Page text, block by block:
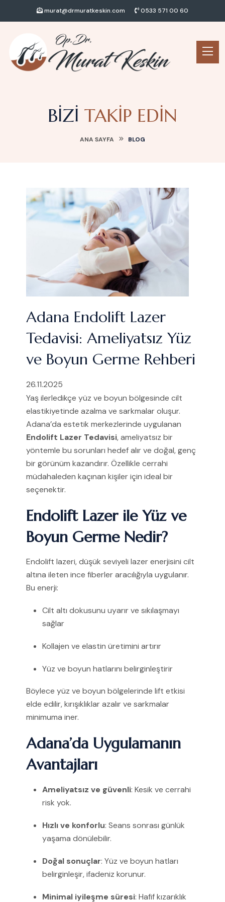
murat@drmuratkeskin.com 0533 571 00 60
BIZI TAKIP EDIN
ANA SAYFA BLOG
Adana Endolift Lazer
Tedavisi: Ameliyatsız Yüz
ve Boyun Germe Rehberi
26.11.2025
Yaş ilerledikçe yüz ve boyun bölgesinde cilt
elastikiyetinde azalma ve sarkmalar oluşur.
Adana’da estetik merkezlerinde uygulanan
Endolift Lazer Tedavisi, ameliyatsız bir
yöntemle bu sorunları hedef alır ve doğal, genç
bir görünüm kazandırır. Özellikle cerrahi
müdahaleden kaçınan kişiler için ideal bir
seçenektir.
Endolift Lazer ile Yüz ve
Boyun Germe Nedir?
Endolift lazeri, düşük seviyeli lazer enerjisini cilt
altına ileten ince fiberler aracılığıyla uygulanır.
Bu enerji:
Cilt altı dokusunu uyarır ve sıkılaşmayı
sağlar
Kollajen ve elastin üretimini artırır
Yüz ve boyun hatlarını belirginleştirir
Böylece yüz ve boyun bölgelerinde lift etkisi
elde edilir, kırışıklıklar azalır ve sarkmalar
minimuma iner.
Adana’da Uygulamanın
Avantajları
Ameliyatsız ve güvenli: Kesik ve cerrahi
risk yok.
Hızlı ve konforlu: Seans sonrası günlük
yaşama dönülebilir.
Doğal sonuçlar: Yüz ve boyun hatları
belirginleşir, ifadeniz korunur.
Minimal iyileşme süresi: Hafif kızarıklık